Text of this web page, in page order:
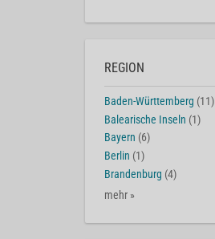
REGION
Baden-Württemberg (11)
Balearische Inseln (1)
Bayern (6)
Berlin (1)
Brandenburg (4)
mehr »